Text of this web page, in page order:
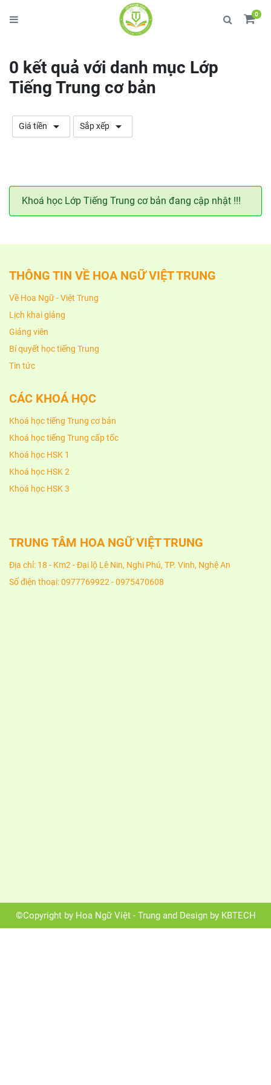
0
0 kết quả với danh mục Lớp
Tiếng Trung cơ bản
Giá tiền arrow_drop_down Sắp xếp arrow_drop_down
Khoá học Lớp Tiếng Trung cơ bản đang cập nhật !!!
THÔNG TIN VỀ HOA NGỮ VIỆT TRUNG
Về Hoa Ngữ - Việt Trung
Lịch khai giảng
Giảng viên
Bí quyết học tiếng Trung
Tin tức
CÁC KHOÁ HỌC
Khoá học tiếng Trung cơ bản
Khoá học tiếng Trung cấp tốc
Khoá học HSK 1
Khoá học HSK 2
Khoá học HSK 3
TRUNG TÂM HOA NGỮ VIỆT TRUNG
Địa chỉ: 18 - Km2 - Đại lộ Lê Nin, Nghi Phú, TP. Vinh, Nghệ An
Số điện thoại: 0977769922 - 0975470608
©Copyright by Hoa Ngữ Việt - Trung and Design by KBTECH